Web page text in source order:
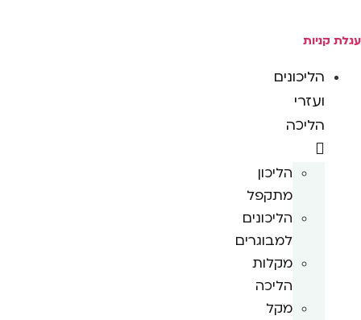
עגלת קניות
הליכונים
ועזרי
הליכה
הליכון
מתקפל
הליכונים
למבוגרים
מקלות
הליכה
מקל